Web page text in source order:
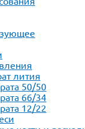
лития
50/50
66/34
12/22